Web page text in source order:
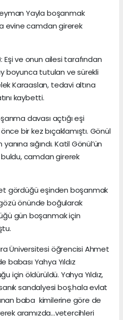
Yayla boşanmak
evine camdan girerek
Eşi ve onun ailesi tarafından
boyunca tutulan ve sürekli
Karaaslan, tedavi altına
kaybetti.
davası açtığı eşi
bir kez bıçaklamıştı. Gönül
sığındı. Katil Gönül’ün
buldu, camdan girerek
gördüğü eşinden boşanmak
önünde boğularak
gün boşanmak için
Üniversitesi öğrencisi Ahmet
babası Yahya Yıldız
için öldürüldü. Yahya Yıldız,
sanık sandalyesi boş.hala evlat
baba kimilerine göre de
aramızda...vetercihleri